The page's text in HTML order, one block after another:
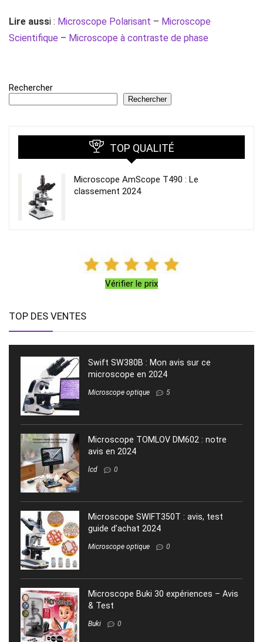
Lire aussi : Microscope Polarisant – Microscope
Scientifique – Microscope à contraste de phase
Rechercher
Rechercher
TOP QUALITÉ
Microscope AmScope T490 : Le
classement 2024
Vérifier le prix
TOP DES VENTES
Swift SW380B : Mon avis sur ce
microscope en 2024
Microscope optique 5
Microscope TOMLOV DM602 : notre
avis en 2024
lcd 0
Microscope SWIFT350T : avis, test
guide d’achat 2024
Microscope optique 0
Microscope Buki 30 expériences – Avis
& Test
Buki 0